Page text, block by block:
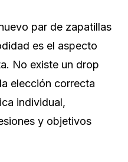
par de zapatillas
es el aspecto
No existe un drop
elección correcta
individual,
y objetivos